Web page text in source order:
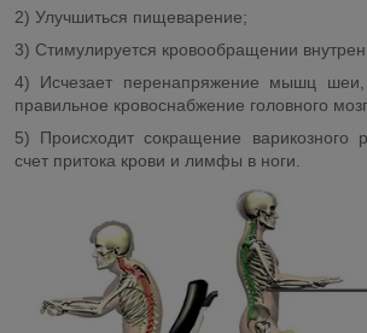
2) Улучшиться пищеварение;
3) Стимулируется кровообращении
4) Исчезает перенапряжение мышц шеи,
правильное кровоснабжение головного
5) Происходит сокращение варикозного
счет притока крови и лимфы в ноги.